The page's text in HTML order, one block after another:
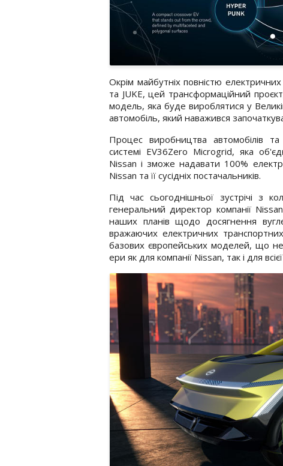
Окрім майбутніх повністю
та JUKE, цей трансформаційний
модель, яка буде вироблятися у
автомобіль, який наважився
Процес виробництва автомобілів
системі EV36Zero Microgrid, яка
Nissan і зможе надавати 100%
Nissan та її сусідніх постачальників.
Під час сьогоднішньої зустрічі з
генеральний директор компанії
наших планів щодо досягнення
вражаючих електричних
базових європейських моделей, що
ери як для компанії Nissan, так і для